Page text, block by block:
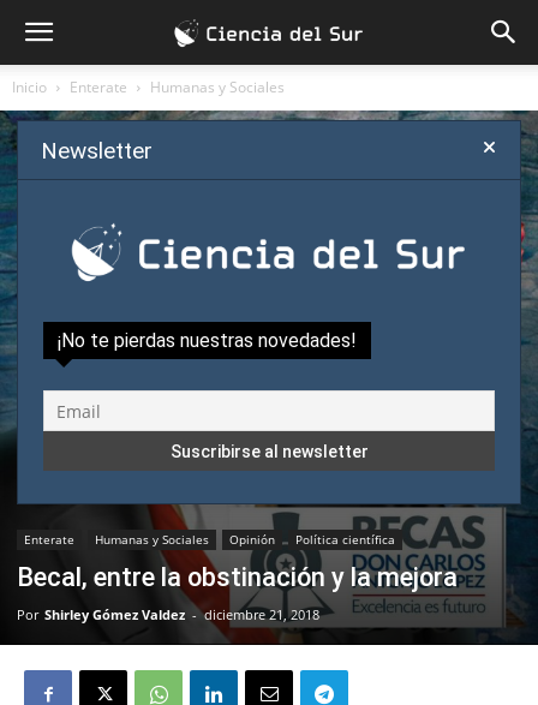
Inicio Enterate Humanas y Sociales
Enterate Humanas y Sociales Opinión Política científica
Becal, entre la obstinación y la mejora
Por Shirley Gómez Valdez - diciembre 21, 2018
Newsletter
¡No te pierdas nuestras novedades!